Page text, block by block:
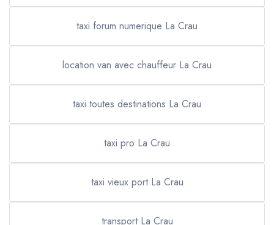
taxi forum numerique La Crau
location van avec chauffeur La Crau
taxi toutes destinations La Crau
taxi pro La Crau
taxi vieux port La Crau
transport La Crau